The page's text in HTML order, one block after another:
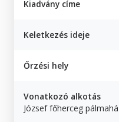
Kiadvány címe
Keletkezés ideje
Őrzési hely
Vonatkozó alkotás
József főherceg